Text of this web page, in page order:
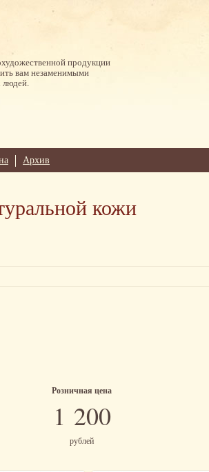
продукции
вам незаменимыми
людей.
Архив
кожи
Розничная цена
1 200
рублей